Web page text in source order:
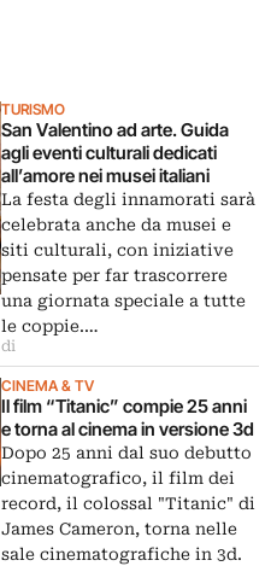
TURISMO
San Valentino ad arte. Guida
agli eventi culturali dedicati
all’amore nei musei italiani
La festa degli innamorati sarà
celebrata anche da musei e
siti culturali, con iniziative
pensate per far trascorrere
una giornata speciale a tutte
le coppie.…
di
CINEMA & TV
Il film “Titanic” compie 25 anni
e torna al cinema in versione 3d
Dopo 25 anni dal suo debutto
cinematografico, il film dei
record, il colossal "Titanic" di
James Cameron, torna nelle
sale cinematografiche in 3d.